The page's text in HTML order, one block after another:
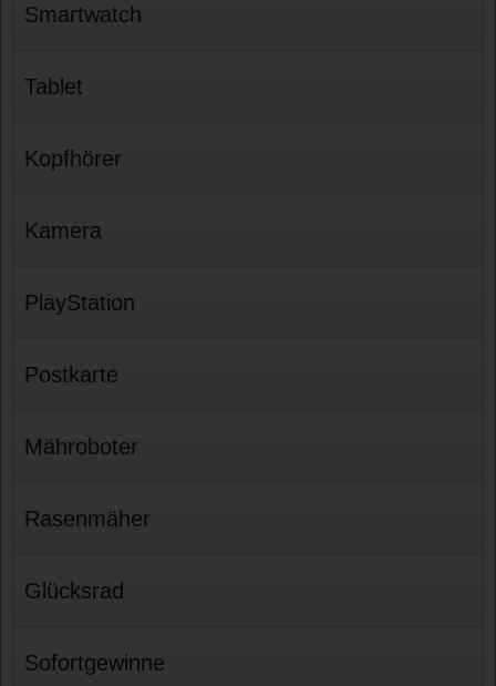
Smartwatch
Tablet
Kopfhörer
Kamera
PlayStation
Postkarte
Mähroboter
Rasenmäher
Glücksrad
Sofortgewinne